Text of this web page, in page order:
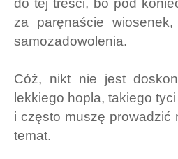
do tej treści, bo pod
za paręnaście
samozadowolenia.
Cóż, nikt nie jest
lekkiego hopla, takiego
i często muszę prowadzić
temat.